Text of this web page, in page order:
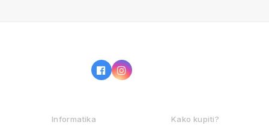
Informatika
Kako kupiti?